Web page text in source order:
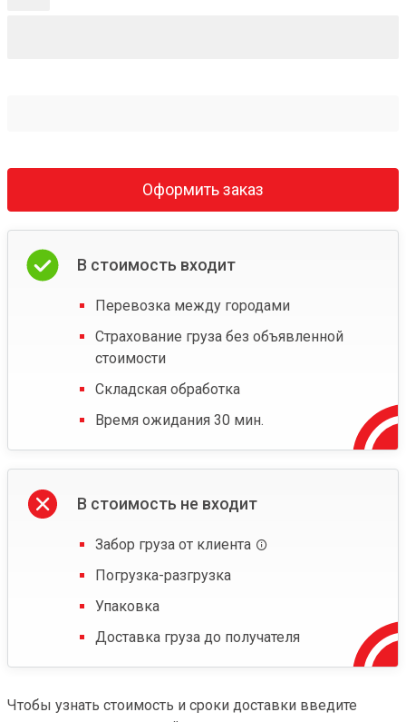
Оформить заказ
В стоимость входит
Перевозка между городами
Страхование груза без объявленной
стоимости
Складская обработка
Время ожидания 30 мин.
В стоимость не входит
Забор груза от клиента
Погрузка-разгрузка
Упаковка
Доставка груза до получателя
Чтобы узнать стоимость и сроки доставки введите